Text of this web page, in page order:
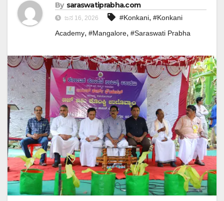
By saraswatiprabha.com
ಜನ 16, 2026 #Konkani, #Konkani
Academy, #Mangalore, #Saraswati Prabha